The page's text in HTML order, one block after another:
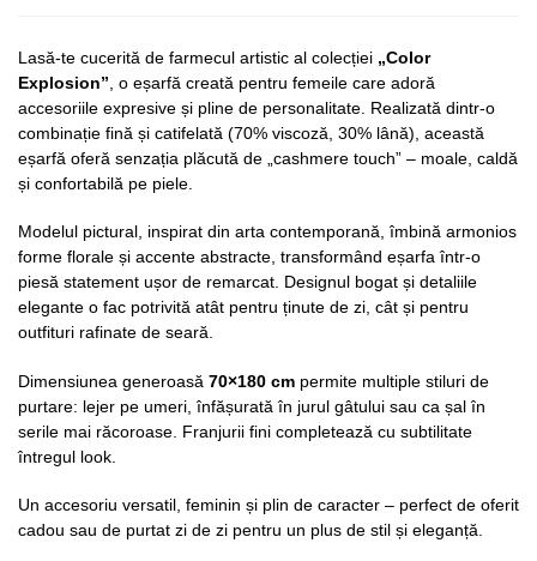
Lasă-te cucerită de farmecul artistic al colecției „Color
Explosion” , o eșarfă creată pentru femeile care adoră
accesoriile expresive și pline de personalitate. Realizată dintr-o
combinație fină și catifelată (70% viscoză, 30% lână), această
eșarfă oferă senzația plăcută de „cashmere touch” – moale, caldă
și confortabilă pe piele.
Modelul pictural, inspirat din arta contemporană, îmbină armonios
forme florale și accente abstracte, transformând eșarfa într-o
piesă statement ușor de remarcat. Designul bogat și detaliile
elegante o fac potrivită atât pentru ținute de zi, cât și pentru
outfituri rafinate de seară.
Dimensiunea generoasă 70×180 cm permite multiple stiluri de
purtare: lejer pe umeri, înfășurată în jurul gâtului sau ca șal în
serile mai răcoroase. Franjurii fini completează cu subtilitate
întregul look.
Un accesoriu versatil, feminin și plin de caracter – perfect de oferit
cadou sau de purtat zi de zi pentru un plus de stil și eleganță.